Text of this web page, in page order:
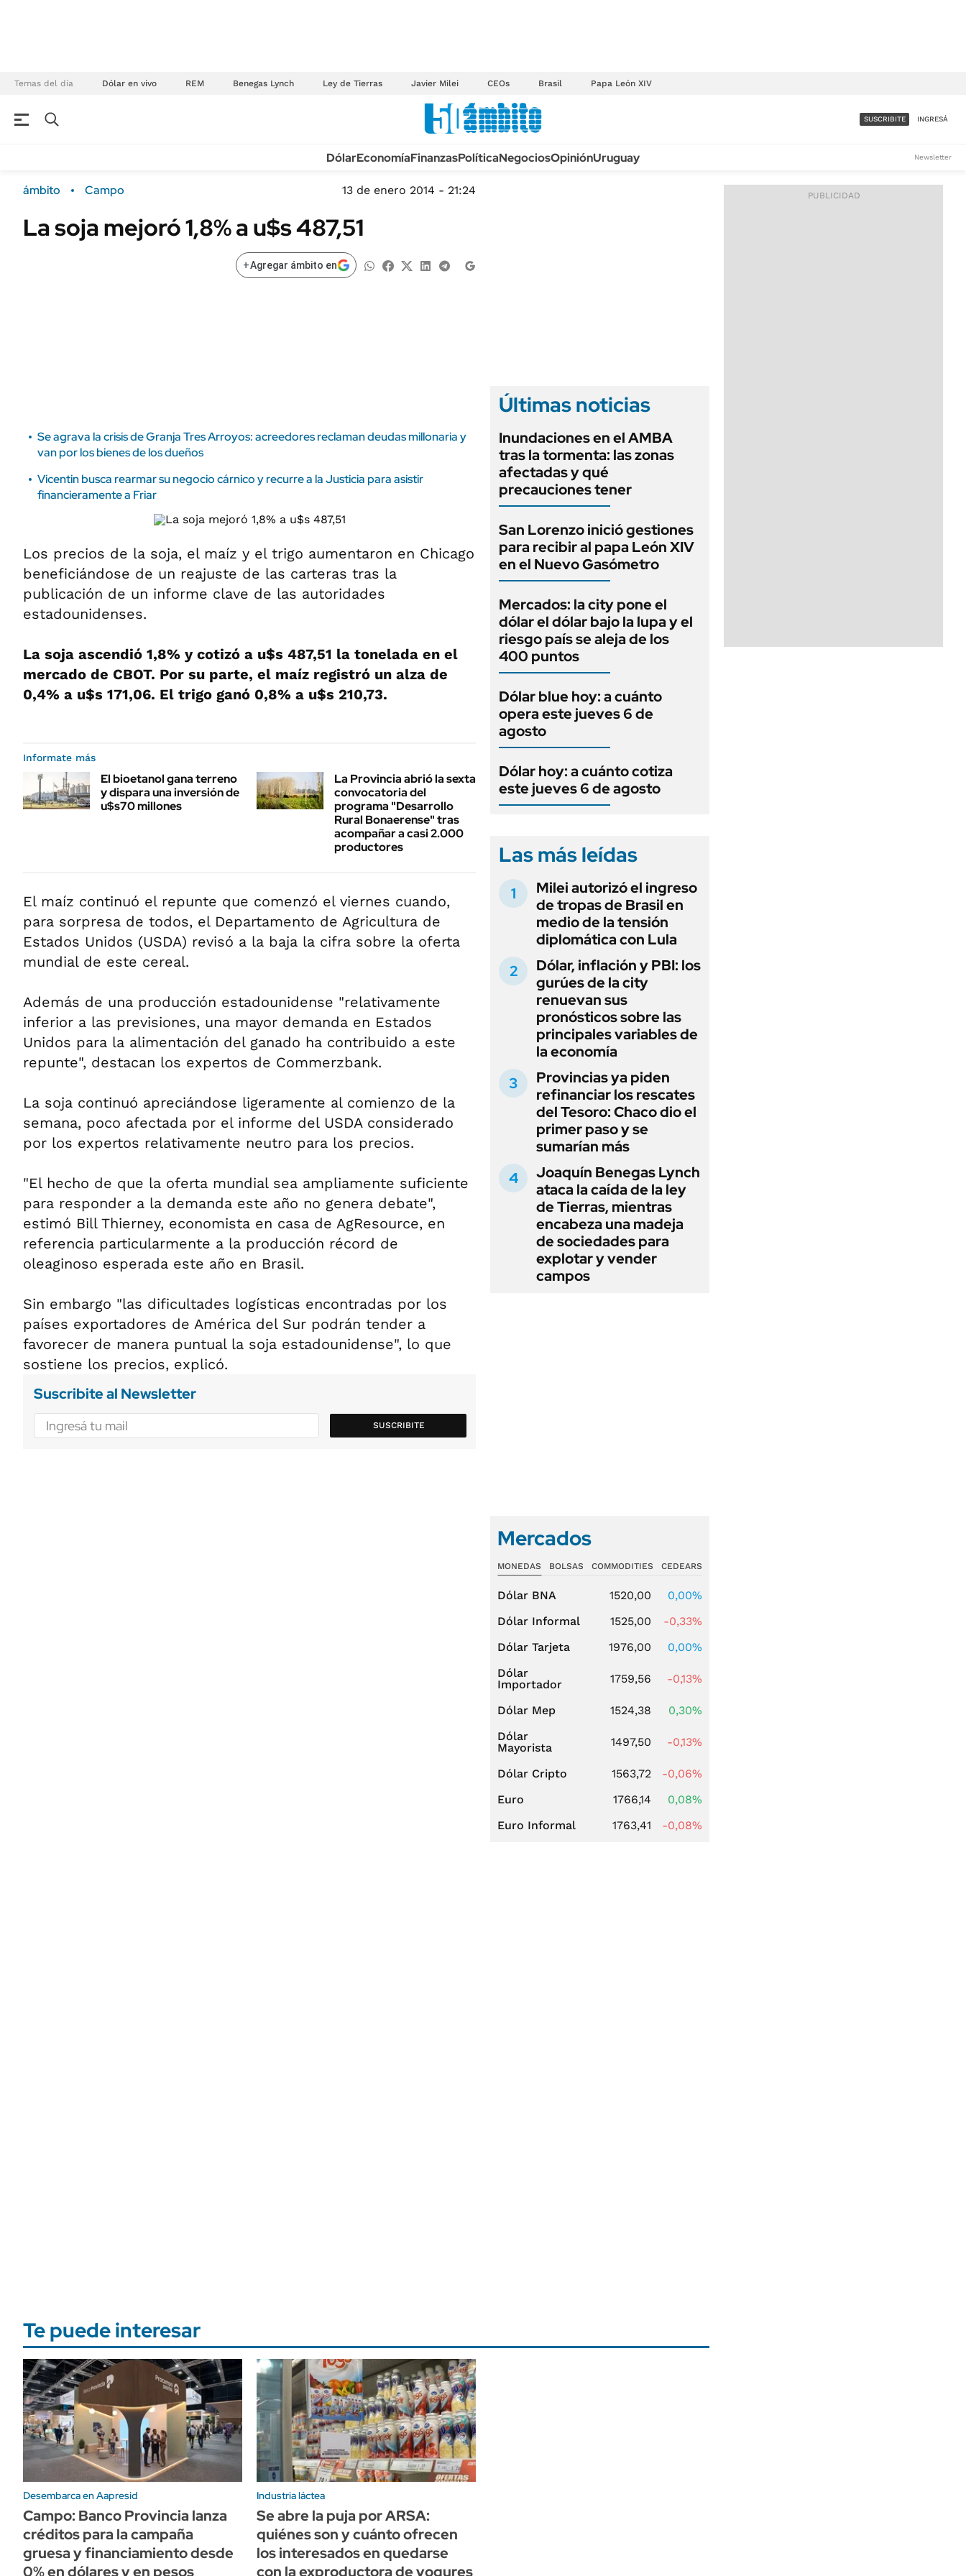
Temas del día Dólar en vivo REM Benegas Lynch Ley de Tierras Javier Milei CEOs Brasil Papa León XIV
Campo Sustentabilidad
ENERGY REPORT
TECNOLOGÍA
MÉXICO
INFORMACIÓN GENERAL
ACCESO FULL - $1.800/MES
SUSCRIBITE INGRESÁ
DólarEconomíaFinanzasPolíticaNegociosOpiniónUruguay Newsletter
ámbito Campo 13 de enero 2014 - 21:24
La soja mejoró 1,8% a u$s 487,51
+Agregar ámbito en
Se agrava la crisis de Granja Tres Arroyos: acreedores reclaman deudas millonaria y
van por los bienes de los dueños
Vicentin busca rearmar su negocio cárnico y recurre a la Justicia para asistir
financieramente a Friar
Los precios de la soja, el maíz y el trigo aumentaron en Chicago
beneficiándose de un reajuste de las carteras tras la
publicación de un informe clave de las autoridades
estadounidenses.
La soja ascendió 1,8% y cotizó a u$s 487,51 la tonelada en el
mercado de CBOT. Por su parte, el maíz registró un alza de
0,4% a u$s 171,06. El trigo ganó 0,8% a u$s 210,73.
Informate más
El bioetanol gana terreno
y dispara una inversión de
u$s70 millones
La Provincia abrió la sexta
convocatoria del
programa "Desarrollo
Rural Bonaerense" tras
acompañar a casi 2.000
productores
El maíz continuó el repunte que comenzó el viernes cuando,
para sorpresa de todos, el Departamento de Agricultura de
Estados Unidos (USDA) revisó a la baja la cifra sobre la oferta
mundial de este cereal.
Además de una producción estadounidense "relativamente
inferior a las previsiones, una mayor demanda en Estados
Unidos para la alimentación del ganado ha contribuido a este
repunte", destacan los expertos de Commerzbank.
La soja continuó apreciándose ligeramente al comienzo de la
semana, poco afectada por el informe del USDA considerado
por los expertos relativamente neutro para los precios.
"El hecho de que la oferta mundial sea ampliamente suficiente
para responder a la demanda este año no genera debate",
estimó Bill Thierney, economista en casa de AgResource, en
referencia particularmente a la producción récord de
oleaginoso esperada este año en Brasil.
Sin embargo "las dificultades logísticas encontradas por los
países exportadores de América del Sur podrán tender a
favorecer de manera puntual la soja estadounidense", lo que
sostiene los precios, explicó.
Suscribite al Newsletter
SUSCRIBITE
Últimas noticias
Inundaciones en el AMBA
tras la tormenta: las zonas
afectadas y qué
precauciones tener
San Lorenzo inició gestiones
para recibir al papa León XIV
en el Nuevo Gasómetro
Mercados: la city pone el
dólar el dólar bajo la lupa y el
riesgo país se aleja de los
400 puntos
Dólar blue hoy: a cuánto
opera este jueves 6 de
agosto
Dólar hoy: a cuánto cotiza
este jueves 6 de agosto
Las más leídas
Milei autorizó el ingreso
de tropas de Brasil en
medio de la tensión
diplomática con Lula
Dólar, inflación y PBI: los
gurúes de la city
renuevan sus
pronósticos sobre las
principales variables de
la economía
Provincias ya piden
refinanciar los rescates
del Tesoro: Chaco dio el
primer paso y se
sumarían más
Joaquín Benegas Lynch
ataca la caída de la ley
de Tierras, mientras
encabeza una madeja
de sociedades para
explotar y vender
campos
Mercados
MONEDAS BOLSAS COMMODITIES CEDEARS
Dólar BNA 1520,00
0,00%
Dólar Informal
1525,00
-0,33%
Dólar Tarjeta
1976,00
0,00%
Dólar
Importador
1759,56 -0,13%
Dólar Mep 1524,38
0,30%
Dólar
Mayorista
1497,50 -0,13%
Dólar Cripto 1563,72
-0,06%
Euro
1766,14
0,08%
Euro Informal
1763,41 -0,08%
Te puede interesar
Desembarca en Aapresid
Campo: Banco Provincia lanza
créditos para la campaña
gruesa y financiamiento desde
0% en dólares y en pesos
Industria láctea
Se abre la puja por ARSA:
quiénes son y cuánto ofrecen
los interesados en quedarse
con la exproductora de yogures